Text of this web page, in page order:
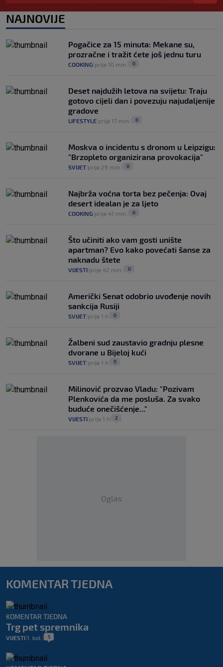
14
zdravstvenu iskaznicu". Kakva su prava
pacijenata izvan mjesta prebivališta?
VIJESTI
NAJNOVIJE
Pogačice za 15 minuta: Mekane su,
prozračne i tražit ćete još jednu turu
COOKING prije 10 min. 0
Deset najdužih letova na svijetu: Traju
gotovo cijeli dan i povezuju najudaljenije
gradove
LIFESTYLE prije 17 min. 0
Moskva o incidentu s dronom u Leipzigu:
"Brzopleto organizirana provokacija"
SVIJET prije 29 min. 0
Najbrža voćna torta bez pečenja: Ovaj
desert idealan je za ljeto
COOKING prije 41 min. 0
Što učiniti ako vam gosti unište
apartman? Evo kako povećati šanse za
naknadu štete
VIJESTI prije 42 min. 0
Američki Senat odobrio uvođenje novih
sankcija Rusiji
SVIJET prije 1 h 0
Žalbeni sud zaustavio gradnju plesne
dvorane u Bijeloj kući
SVIJET prije 1 h 0
Milinović prozvao Vladu: "Pozivam
Plenkovića da me posluša. Za svako
buduće onečišćenje..."
VIJESTI prije 1 h 2
Oglas
KOMENTAR TJEDNA
KOMENTAR TJEDNA
Trg pet spremnika
VIJESTI 1. kol. 5